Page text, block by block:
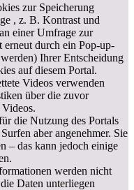
zur Speicherung
, z. B. Kontrast und
einer Umfrage zur
durch ein Pop-up-
Ihrer Entscheidung
auf diesem Portal.
Videos verwenden
über die zuvor
die Nutzung des Portals
aber angenehmer. Sie
– das kann jedoch einige
werden nicht
Daten unterliegen